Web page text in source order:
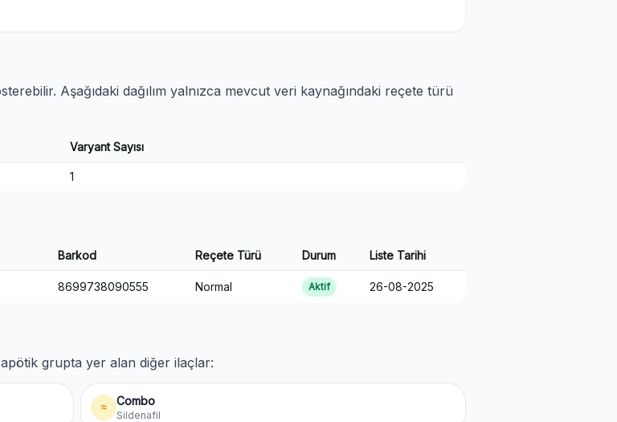
Aşağıdaki dağılım yalnızca mevcut veri kaynağındaki reçete türü
Varyant Sayısı
1
Barkod Reçete Türü Durum Liste Tarihi
8699738090555 Normal Aktif 26-08-2025
grupta yer alan diğer ilaçlar:
≈ Combo
Sildenafil